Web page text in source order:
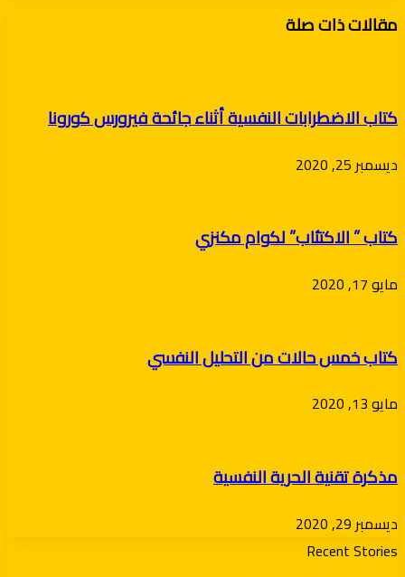
مقالات ذات صلة
كتاب الاضطرابات النفسية أثناء جائحة فيرورس كورونا
ديسمبر 25, 2020
كتاب ” الاكتئاب” لكوام مكنزي
مايو 17, 2020
كتاب خمس حالات من التحليل النفسي
مايو 13, 2020
مذكرة تقنية الحرية النفسية
ديسمبر 29, 2020
Recent Stories